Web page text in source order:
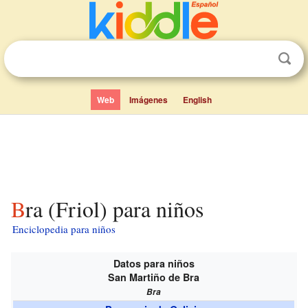
Web Imágenes English
Bra (Friol) para niños
Enciclopedia para niños
Datos para niños
San Martiño de Bra
Bra